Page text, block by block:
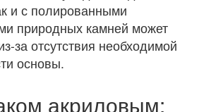
и с полированными
природных камней может
за отсутствия необходимой
основы.
акриловым: